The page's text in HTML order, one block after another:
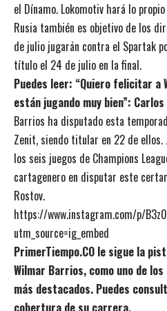
el Dínamo. Lokomotiv hará lo
Rusia también es objetivo de los
de julio jugarán contra el Spartak
título el 24 de julio en la final.
Puedes leer: “Quiero felicitar a
están jugando muy bien”: Carlos
Barrios ha disputado esta
Zenit, siendo titular en 22 de
los seis juegos de Champions
cartagenero en disputar este
Rostov.
https://www.instagram.com/p/
utm_source=ig_embed
PrimerTiempo.CO le sigue la
Wilmar Barrios, como uno de
más destacados. Puedes
cobertura de su carrera.